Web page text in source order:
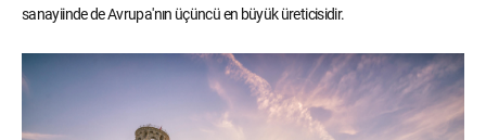
sanayiinde de Avrupa'nın üçüncü en büyük üreticisidir.